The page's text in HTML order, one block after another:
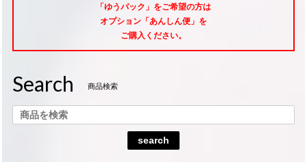
「ゆうパック」をご希望の方は
オプション「あんしん便」 を
ご購入ください。
Search 商品検索
search